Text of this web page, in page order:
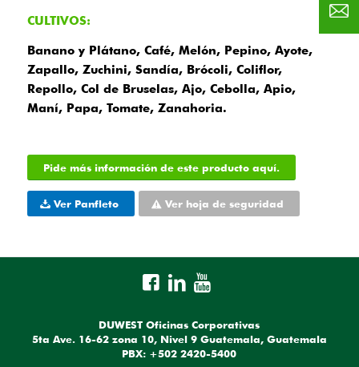
CULTIVOS:
Banano y Plátano, Café, Melón, Pepino, Ayote,
Zapallo, Zuchini, Sandía, Brócoli, Coliflor,
Repollo, Col de Bruselas, Ajo, Cebolla, Apio,
Maní, Papa, Tomate, Zanahoria.
Pide más información de este producto aquí.
Ver Panfleto Ver hoja de seguridad
DUWEST Oficinas Corporativas
5ta Ave. 16-62 zona 10, Nivel 9 Guatemala, Guatemala
PBX: +502 2420-5400